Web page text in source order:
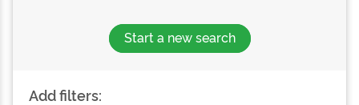
Start a new search
Add filters: